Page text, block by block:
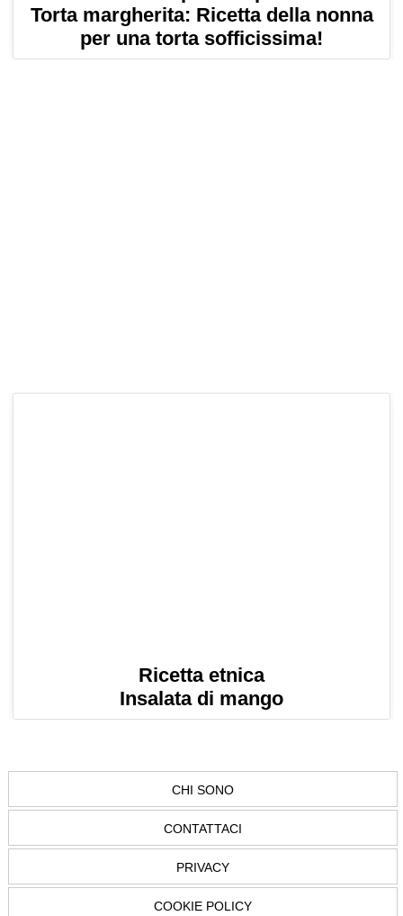
Torta margherita: Ricetta della nonna
per una torta sofficissima!
Ricetta etnica
Insalata di mango
CHI SONO
CONTATTACI
PRIVACY
COOKIE POLICY